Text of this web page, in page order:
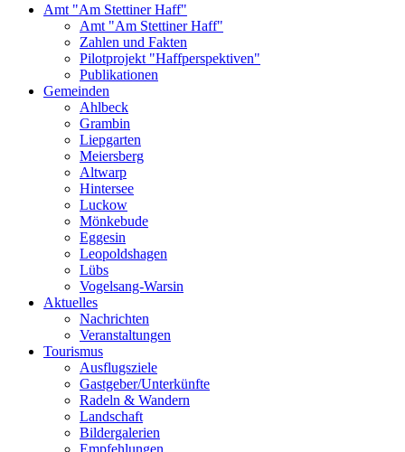
Amt "Am Stettiner Haff"
Amt "Am Stettiner Haff"
Zahlen und Fakten
Pilotprojekt "Haffperspektiven"
Publikationen
Gemeinden
Ahlbeck
Grambin
Liepgarten
Meiersberg
Altwarp
Hintersee
Luckow
Mönkebude
Eggesin
Leopoldshagen
Lübs
Vogelsang-Warsin
Aktuelles
Nachrichten
Veranstaltungen
Tourismus
Ausflugsziele
Gastgeber/Unterkünfte
Radeln & Wandern
Landschaft
Bildergalerien
Empfehlungen